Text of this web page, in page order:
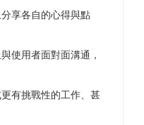
享各自的心得與點
使用者面對面溝通，
有挑戰性的工作、甚